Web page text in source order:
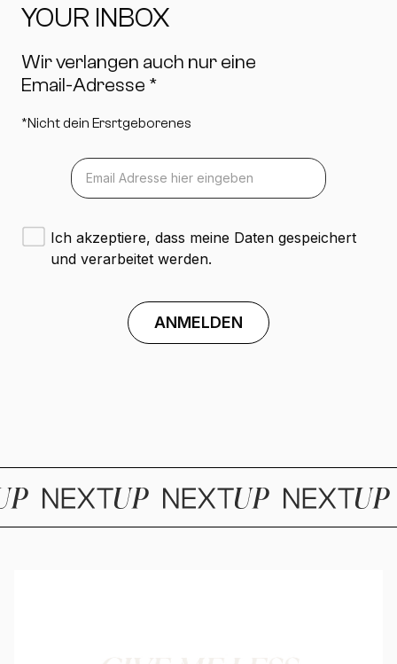
YOUR INBOX
Wir verlangen auch nur eine
Email-Adresse *
*Nicht dein Ersrtgeborenes
Ich akzeptiere, dass meine Daten gespeichert
und verarbeitet werden.
ANMELDEN